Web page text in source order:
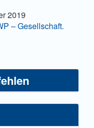
2019
– Gesellschaft.